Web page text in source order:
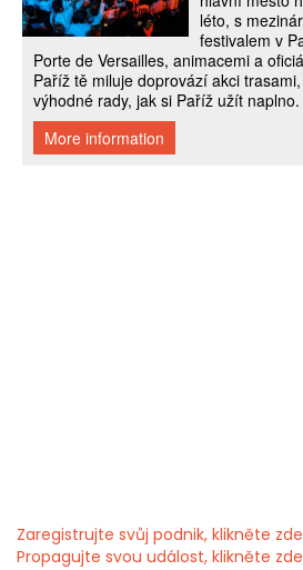
Zaregistrujte svůj podnik, klikněte zde
Propagujte svou událost, klikněte zde